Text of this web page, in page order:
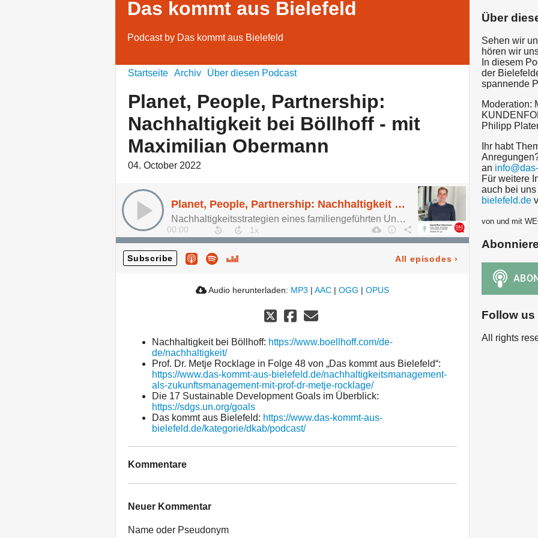
Das kommt aus Bielefeld
Podcast by Das kommt aus Bielefeld
Startseite Archiv Über diesen Podcast
Planet, People, Partnership:
Nachhaltigkeit bei Böllhoff - mit
Maximilian Obermann
04. October 2022
Planet, People, Partnership: Nachhaltigkeit bei Böllhoff - mit Maximilian Obermann
Nachhaltigkeitsstrategien eines familiengeführten Unternehmens
00:00
Subscribe All episodes ›
Audio herunterladen: MP3 | AAC | OGG | OPUS
Nachhaltigkeit bei Böllhoff: https://www.boellhoff.com/de-
de/nachhaltigkeit/
Prof. Dr. Metje Rocklage in Folge 48 von „Das kommt aus Bielefeld“:
https://www.das-kommt-aus-bielefeld.de/nachhaltigkeitsmanagement-
als-zukunftsmanagement-mit-prof-dr-metje-rocklage/
Die 17 Sustainable Development Goals im Überblick:
https://sdgs.un.org/goals
Das kommt aus Bielefeld: https://www.das-kommt-aus-
bielefeld.de/kategorie/dkab/podcast/
Kommentare
Neuer Kommentar
Name oder Pseudonym
Über
Sehen wir
hören wir
In diesem
der
spannende
Moderation:
Philipp
Ihr habt
an
Für weitere
auch bei
bielefeld.de
von und mit
Follow us
All rights